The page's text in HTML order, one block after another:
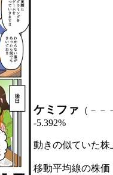
ケミファ （ － －
-5.392%
動きの似ていた
移動平均線の株価